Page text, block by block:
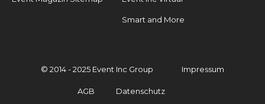
Smart and More
© 2014 - 2025 Event Inc Group Impressum
AGB Datenschutz